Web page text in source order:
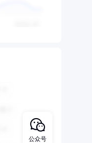
公众号